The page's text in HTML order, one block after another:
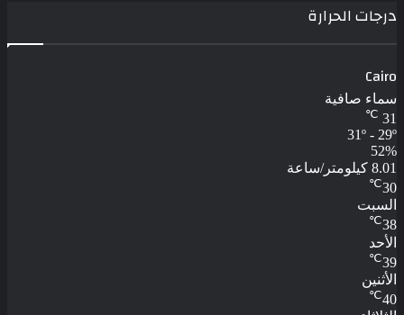
درجات الحرارة
Cairo
سماء صافية
31
℃
31º - 29º
52%
8.01 كيلومتر/ساعة
30
℃
السبت
38
℃
الأحد
39
℃
الأثنين
40
℃